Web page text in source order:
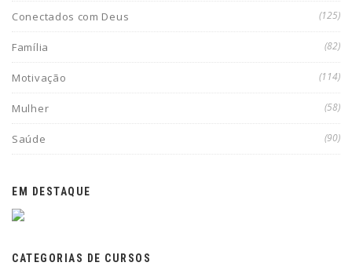
Conectados com Deus (125)
Família (82)
Motivação (114)
Mulher (58)
Saúde (90)
EM DESTAQUE
CATEGORIAS DE CURSOS